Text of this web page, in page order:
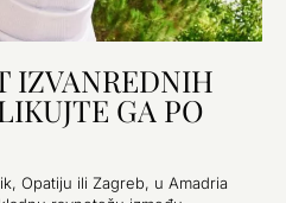
IZVANREDNIH
GA PO
Opatiju ili Zagreb, u Amadria